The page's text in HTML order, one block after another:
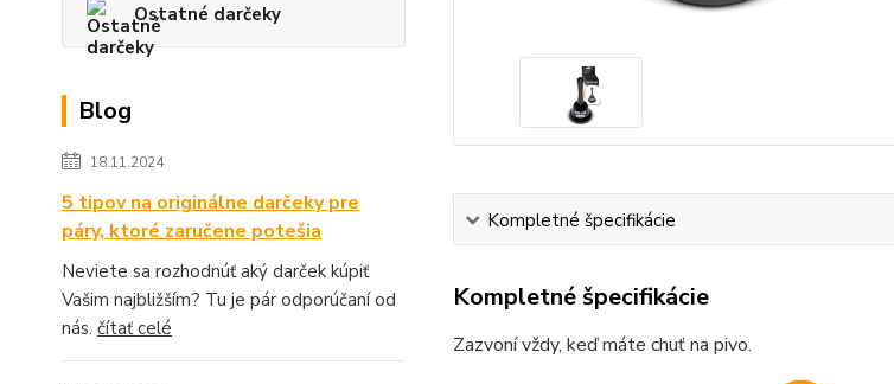
Ostatné darčeky
Blog
18.11.2024
5 tipov na originálne darčeky pre
páry, ktoré zaručene potešia
Neviete sa rozhodnúť aký darček kúpiť
Vašim najbližším? Tu je pár odporúčaní od
nás. čítať celé
Kompletné špecifikácie
Kompletné špecifikácie
Zazvoní vždy, keď máte chuť na pivo.